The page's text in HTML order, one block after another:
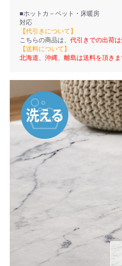
■ホットカ－ペット・床暖房
対応
【代引きについて】
こちらの商品は、 代引きでの出荷は
【送料について】
北海道、沖縄、離島は送料を頂きま